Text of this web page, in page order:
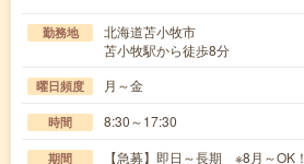
勤務地
北海道苫小牧市
苫小牧駅から徒歩8分
曜日頻度 月～金
時間 8:30～17:30
期間 【急募】即日～長期 ※8月～OK！